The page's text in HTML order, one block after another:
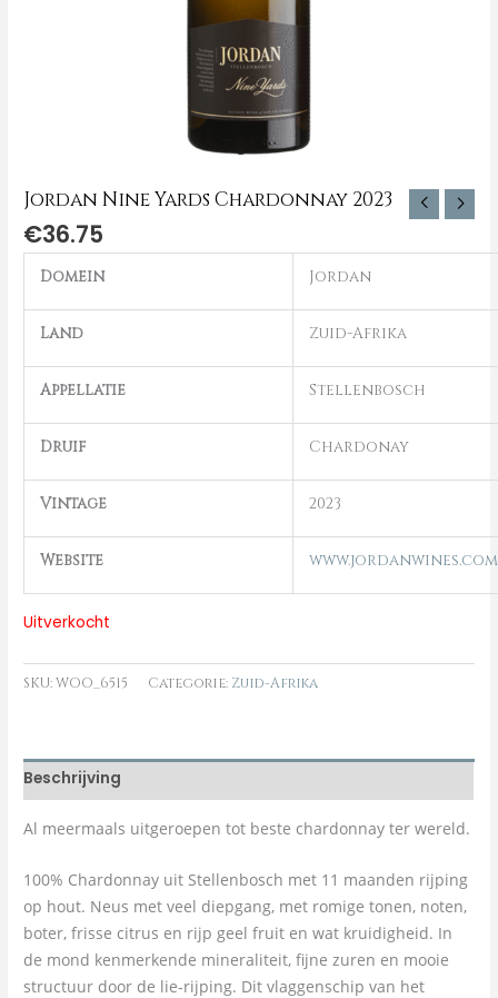
Jordan Nine Yards Chardonnay 2023
€36.75
Domein Jordan
Land Zuid-Afrika
Appellatie Stellenbosch
Druif Chardonay
Vintage 2023
Website www.jordanwines.com
Uitverkocht
SKU:WOO_6515 Categorie: Zuid-Afrika
Beschrijving
Al meermaals uitgeroepen tot beste chardonnay ter wereld.
100% Chardonnay uit Stellenbosch met 11 maanden rijping
op hout. Neus met veel diepgang, met romige tonen, noten,
boter, frisse citrus en rijp geel fruit en wat kruidigheid. In
de mond kenmerkende mineraliteit, fijne zuren en mooie
structuur door de lie-rijping. Dit vlaggenschip van het